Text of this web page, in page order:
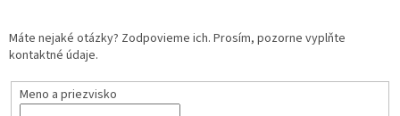
Máte nejaké otázky? Zodpovieme ich. Prosím, pozorne vyplňte
kontaktné údaje.
Meno a priezvisko